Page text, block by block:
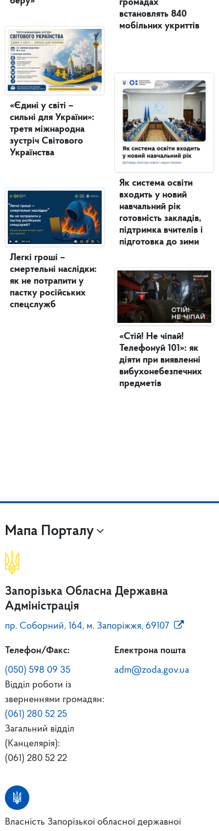
«Єдині у світі –
сильні для України»:
третя міжнародна
зустріч Світового
Українства
Легкі гроші –
смертельні наслідки:
як не потрапити у
пастку російських
спецслужб
громадах
встановлять 840
мобільних укриттів
Як система освіти
входить у новий
навчальний рік
готовність закладів,
підтримка вчителів і
підготовка до зими
«Стій! Не чіпай!
Телефонуй 101»: як
діяти при виявленні
вибухонебезпечних
предметів
Мапа Порталу
Запорізька Обласна Державна
Адміністрація
пр. Соборний, 164, м. Запоріжжя, 69107
Телефон/Факс:
(050) 598 09 35
Відділ роботи із
зверненнями громадян:
(061) 280 52 25
Загальний відділ
(Канцелярія):
(061) 280 52 22
Електрона пошта
adm@zoda.gov.ua
Власність Запорізької обласної державної